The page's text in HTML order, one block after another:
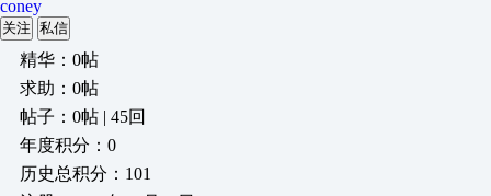
coney
关注 私信
精华：0帖
求助：0帖
帖子：0帖 | 45回
年度积分：0
历史总积分：101